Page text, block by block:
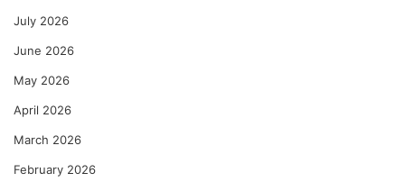
July 2026
June 2026
May 2026
April 2026
March 2026
February 2026